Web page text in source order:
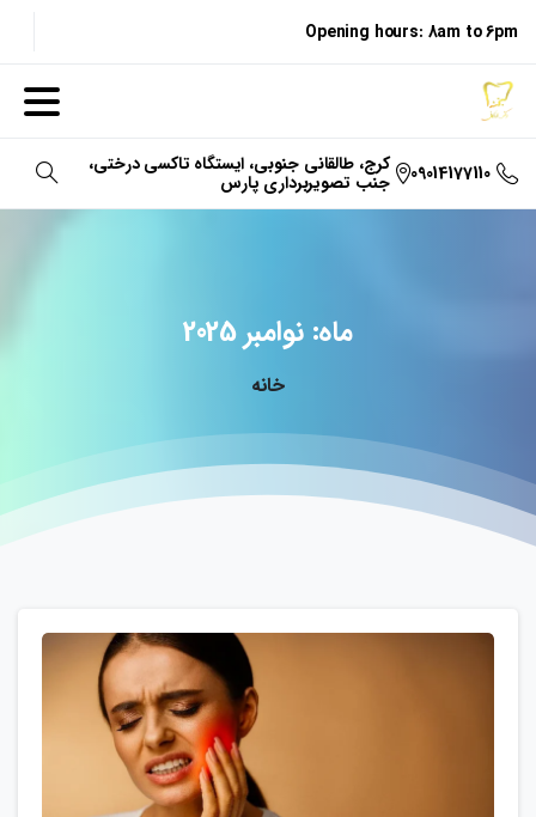
Opening hours: 8am to 6pm
09014177110 کرج، طالقانی جنوبی، ایستگاه تاکسی درختی،
جنب تصویربرداری پارس جستجو
ماه: نوامبر 2025
خانه